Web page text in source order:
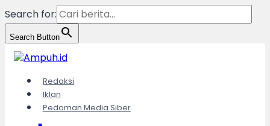
Search for:
Search Button
Skip
to
content
Redaksi
Iklan
Pedoman Media Siber